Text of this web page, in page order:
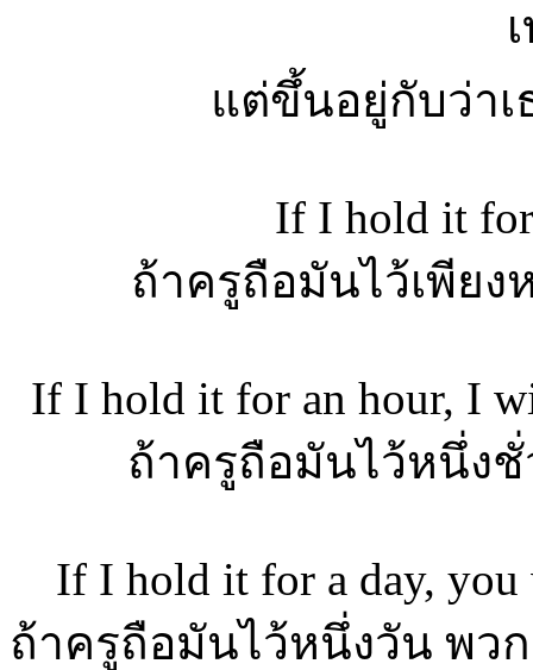
แต่ขึ้นอยู่กับว่า
If I hold it
ถ้าครูถือมันไว้เพีย
If I hold it for an hour, I
ถ้าครูถือมันไว้หนึ่ง
If I hold it for a day, you
ถ้าครูถือมันไว้หนึ่งวัน พวก